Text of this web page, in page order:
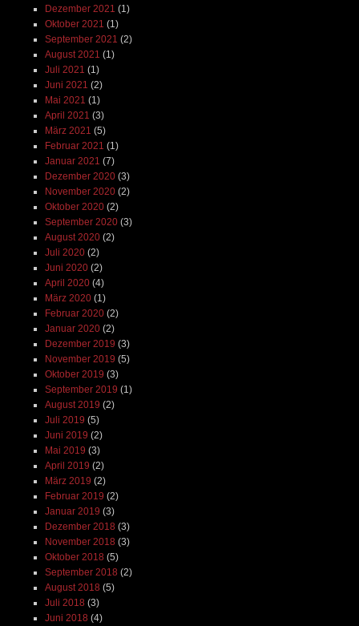
Dezember 2021 (1)
Oktober 2021 (1)
September 2021 (2)
August 2021 (1)
Juli 2021 (1)
Juni 2021 (2)
Mai 2021 (1)
April 2021 (3)
März 2021 (5)
Februar 2021 (1)
Januar 2021 (7)
Dezember 2020(3)
November 2020(2)
Oktober 2020(2)
September 2020(3)
August 2020(2)
Juli 2020(2)
Juni 2020(2)
April 2020(4)
März 2020(1)
Februar 2020(2)
Januar 2020(2)
Dezember 2019 (3)
November 2019 (5)
Oktober 2019 (3)
September 2019 (1)
August 2019 (2)
Juli 2019 (5)
Juni 2019 (2)
Mai 2019 (3)
April 2019 (2)
März 2019 (2)
Februar 2019 (2)
Januar 2019 (3)
Dezember 2018 (3)
November 2018 (3)
Oktober 2018 (5)
September 2018 (2)
August 2018 (5)
Juli 2018 (3)
Juni 2018 (4)